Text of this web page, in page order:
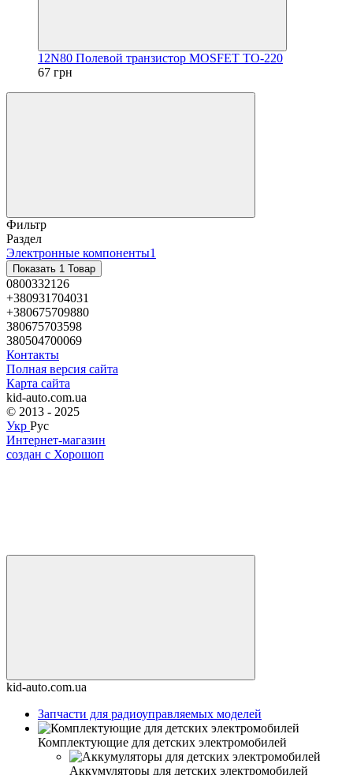
12N80 Полевой транзистор MOSFET TO-220
67 грн
Фильтр
Раздел
Электронные компоненты1
Показать 1 Товар
0800332126
+380931704031
+380675709880
380675703598
380504700069
Контакты
Полная версия сайта
Карта сайта
kid-auto.com.ua
© 2013 - 2025
Укр Рус
Интернет-магазин
создан с Хорошоп
kid-auto.com.ua
Запчасти для радиоуправляемых моделей
Комплектующие для детских электромобилей
Аккумуляторы для детских электромобилей